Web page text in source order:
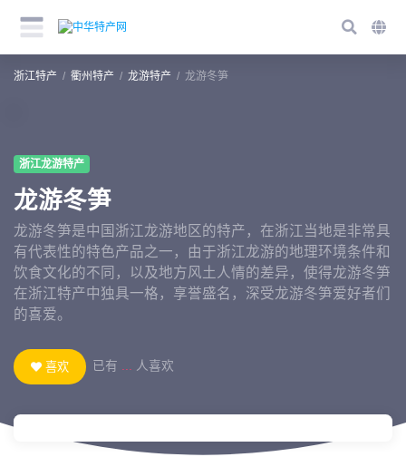
浙江特产 衢州特产 龙游特产 龙游冬笋
浙江龙游特产
龙游冬笋
龙游冬笋是中国浙江龙游地区的特产，在浙江当地是非常具
有代表性的特色产品之一，由于浙江龙游的地理环境条件和
饮食文化的不同，以及地方风土人情的差异，使得龙游冬笋
在浙江特产中独具一格，享誉盛名，深受龙游冬笋爱好者们
的喜爱。
喜欢 已有 人喜欢